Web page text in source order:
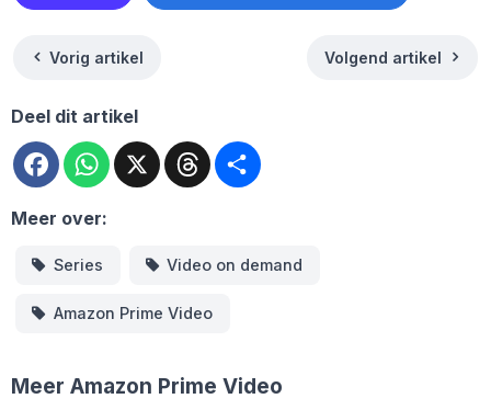
Vorig artikel Volgend artikel
Deel dit artikel
FacebookWhatsApp
X Threads
Meer over:
Series Video on demand
Amazon Prime Video
Meer Amazon Prime Video